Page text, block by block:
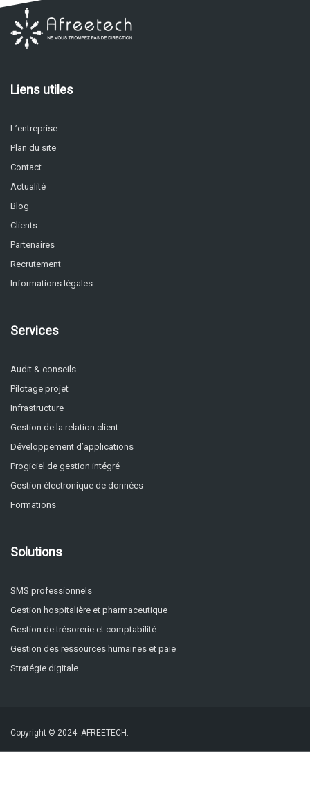
Liens utiles
L’entreprise
Plan du site
Contact
Actualité
Blog
Clients
Partenaires
Recrutement
Informations légales
Services
Audit & conseils
Pilotage projet
Infrastructure
Gestion de la relation client
Développement d’applications
Progiciel de gestion intégré
Gestion électronique de données
Formations
Solutions
SMS professionnels
Gestion hospitalière et pharmaceutique
Gestion de trésorerie et comptabilité
Gestion des ressources humaines et paie
Stratégie digitale
Copyright © 2024. AFREETECH.